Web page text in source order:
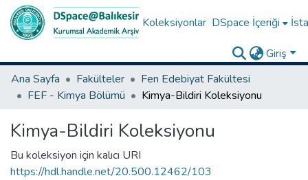
Koleksiyonlar DSpace İçeriği
Giriş
Ana Sayfa
Fakülteler
Fen Edebiyat Fakültesi
FEF - Kimya Bölümü
Kimya-Bildiri Koleksiyonu
Kimya-Bildiri Koleksiyonu
Bu koleksiyon için kalıcı URI
https://hdl.handle.net/20.500.12462/103